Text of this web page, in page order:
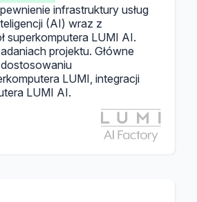
infrastruktury usług
(AI) wraz z
superkomputera LUMI AI.
projektu. Główne
LUMI, integracji
LUMI AI.